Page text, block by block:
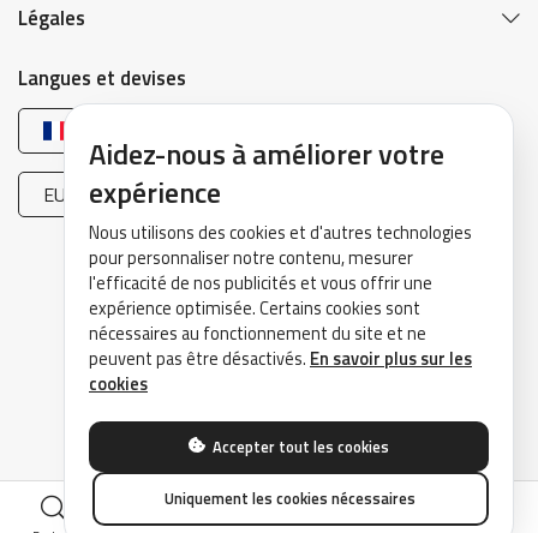
Légales
Langues et devises
EUR (€)
©2026 DrivePark - Tous droits réservés.
Aidez-nous à améliorer votre
expérience
Nous utilisons des cookies et d'autres technologies
pour personnaliser notre contenu, mesurer
l'efficacité de nos publicités et vous offrir une
expérience optimisée. Certains cookies sont
nécessaires au fonctionnement du site et ne
peuvent pas être désactivés. En savoir plus sur les
cookies
Accepter tout les cookies
Uniquement les cookies nécessaires